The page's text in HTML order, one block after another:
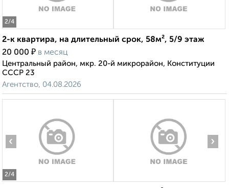
2/4
2-к квартира, на длительный срок, 58м², 5/9 этаж
20 000 ₽ в месяц
Центральный район, мкр. 20-й микрорайон, Конституции
СССР 23
Агентство, 04.08.2026
2/4
‹ ›